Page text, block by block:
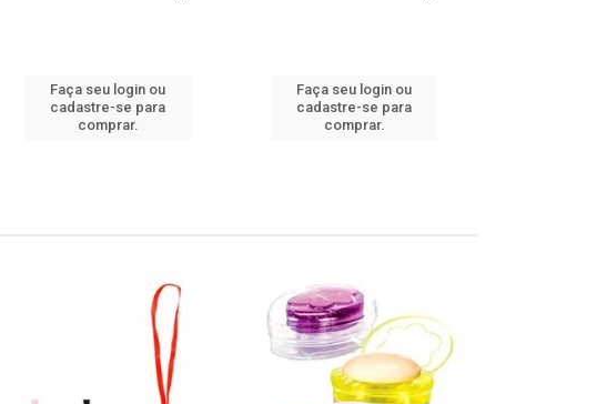
Faça seu login ou
cadastre-se para
comprar.
Faça seu login ou
cadastre-se para
comprar.